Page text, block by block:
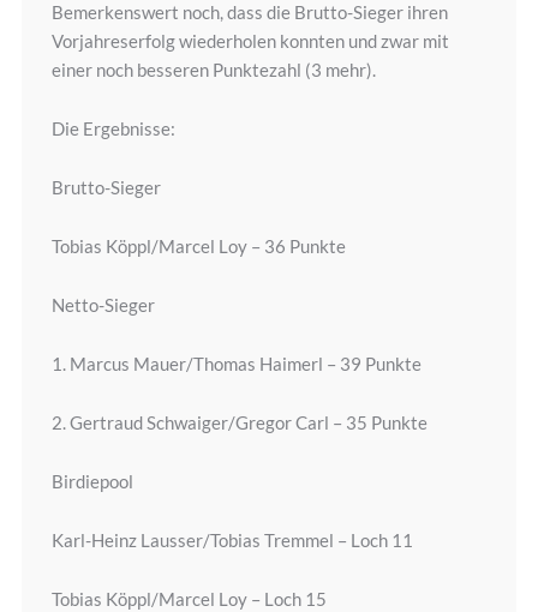
Bemerkenswert noch, dass die Brutto-Sieger ihren
Vorjahreserfolg wiederholen konnten und zwar mit
einer noch besseren Punktezahl (3 mehr).
Die Ergebnisse:
Brutto-Sieger
Tobias Köppl/Marcel Loy – 36 Punkte
Netto-Sieger
1. Marcus Mauer/Thomas Haimerl – 39 Punkte
2. Gertraud Schwaiger/Gregor Carl – 35 Punkte
Birdiepool
Karl-Heinz Lausser/Tobias Tremmel – Loch 11
Tobias Köppl/Marcel Loy – Loch 15